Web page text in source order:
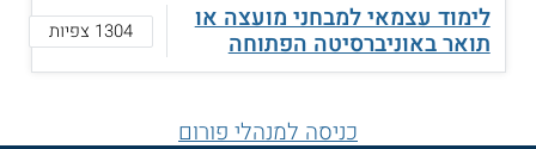
לימוד עצמאי למבחני מועצה או
תואר באוניברסיטה הפתוחה 1304 צפיות
כניסה למנהלי פורום